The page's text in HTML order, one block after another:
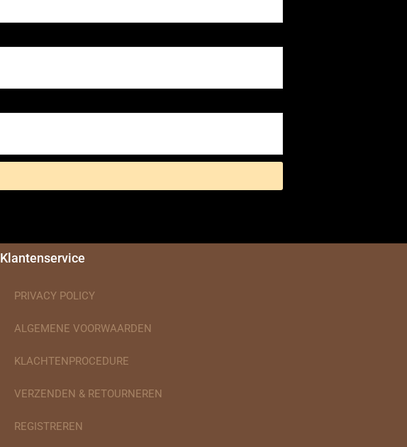
Klantenservice
PRIVACY POLICY
ALGEMENE VOORWAARDEN
KLACHTENPROCEDURE
VERZENDEN & RETOURNEREN
REGISTREREN